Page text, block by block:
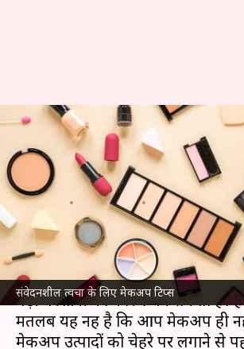
संवेदनशील त्वचा के लिए मेकअप टिप्स
संवेदनशील त्वचा पर
समय अपनाएं ये 5 टिप्स,
कोई परेशानी
लेखन May 05, 2023 10:00 am
क्या है खबर?
संवेदनशील त्वचा पर किसी भी उत्पाद
बड़ी परेशानी का कारण बन सकता है।
मतलब यह नहीं है कि आप मेकअप ही
मेकअप उत्पादों को चेहरे पर लगाने से